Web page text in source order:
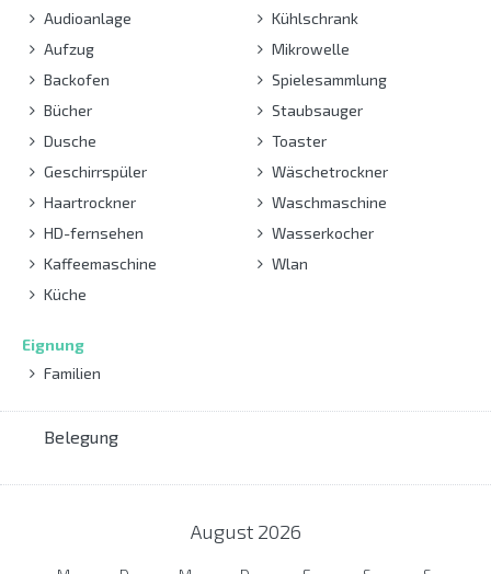
Audioanlage
Aufzug
Backofen
Bücher
Dusche
Geschirrspüler
Haartrockner
HD-fernsehen
Kaffeemaschine
Küche
Kühlschrank
Mikrowelle
Spielesammlung
Staubsauger
Toaster
Wäschetrockner
Waschmaschine
Wasserkocher
Wlan
Eignung
Familien
Belegung
August 2026